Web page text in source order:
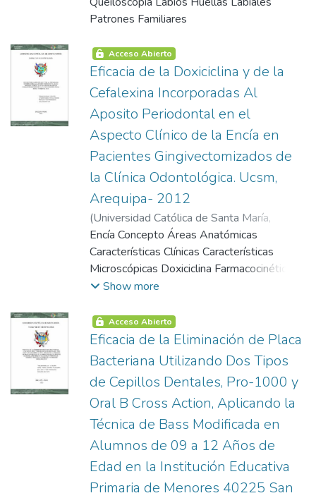
Calcio asociado al Digluconato de
Hidróxido de Calcio. Estos resultados
demuestran que la asociación del Hidróxido
de Calcio con el Digluconato de Clorhexidina
al 0.12% y el Digluconato de Clorhexidina al
0.12% solo, son eficaces sobre el
Enterococo faecalis.
Patrones Familiares
Acceso Abierto
Eficacia de la Doxiciclina y de la
Cefalexina Incorporadas Al
Aposito Periodontal en el
Aspecto Clínico de la Encía en
Pacientes Gingivectomizados de
la Clínica Odontológica. Ucsm,
Arequipa- 2012
(Universidad Católica de Santa María,
2004-09-13)Ortega Condori, Myriam
Rosmery
Encía Concepto Áreas Anatómicas
Características Clínicas Características
Microscópicas Doxiciclina Farmacocinética
Mecanismos de Acción Indicaciones
Adversas Cefalexina Concepto Composición
Posologia Advertencia y Precauciones
Interacciones Forma Farmacéutica y
Formulación Indicaciones Terapéuticas
Contraindicaciones Apósitos Periodontales
Concepto Funciones Básicas Requisitos
Biomecánicos Tipos de Apósitos El Perio
Bond Gingivectomia Concepto Indicaciones
Contraindicaciones Desventajas Tecnica
Quirúrgica
Show more
Acceso Abierto
Eficacia de la Eliminación de Placa
Bacteriana Utilizando Dos Tipos
de Cepillos Dentales, Pro-1000 y
Oral B Cross Action, Aplicando la
Técnica de Bass Modificada en
Alumnos de 09 a 12 Años de
Edad en la Institución Educativa
Primaria de Menores 40225 San